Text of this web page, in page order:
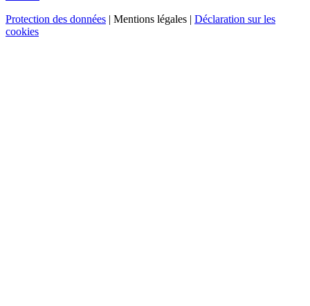
Protection des données | Mentions légales | Déclaration sur les
cookies